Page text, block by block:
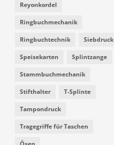
Reyonkordel
Ringbuchmechanik
Ringbuchtechnik Siebdruck
Speisekarten Splintzange
Stammbuchmechanik
Stifthalter T-Splinte
Tampondruck
Tragegriffe für Taschen